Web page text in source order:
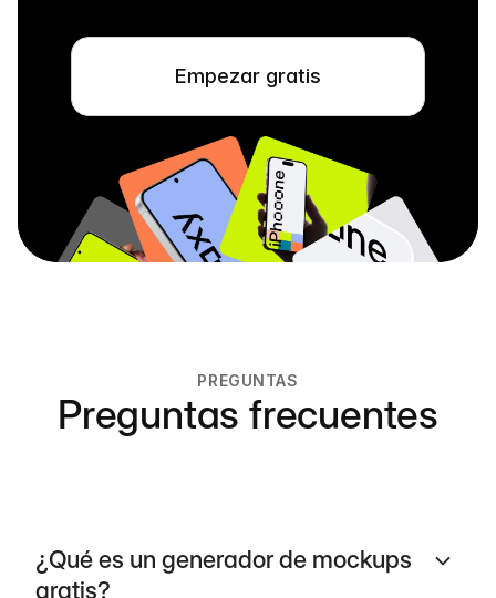
Empezar gratis
PREGUNTAS
Preguntas frecuentes
¿Qué es un generador de mockups
gratis?